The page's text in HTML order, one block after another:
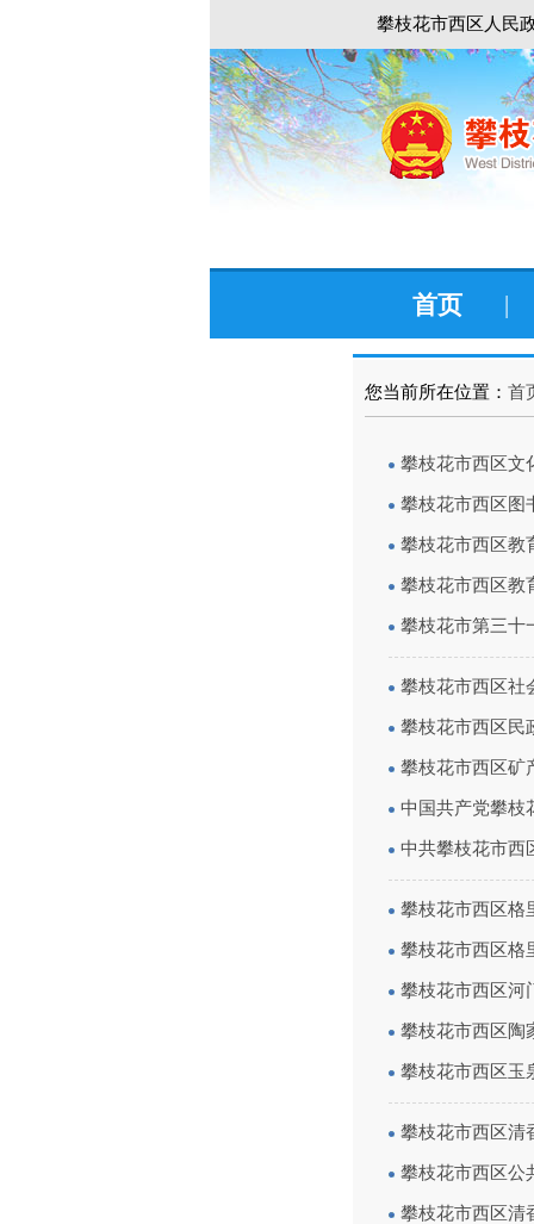
攀枝花市西区人民
首页 |
您当前所在位置： 首
攀枝花市西区文
攀枝花市西区图
攀枝花市西区教
攀枝花市西区教
攀枝花市第三十
攀枝花市西区社
攀枝花市西区民
攀枝花市西区矿
中国共产党攀枝
中共攀枝花市西
攀枝花市西区格
攀枝花市西区格
攀枝花市西区河
攀枝花市西区陶
攀枝花市西区玉
攀枝花市西区清
攀枝花市西区公
攀枝花市西区清